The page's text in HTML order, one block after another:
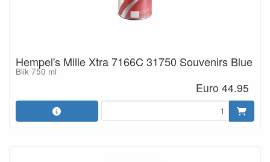
Hempel's Mille Xtra 7166C 31750 Souvenirs Blue
Blik 750 ml
Euro 44.95